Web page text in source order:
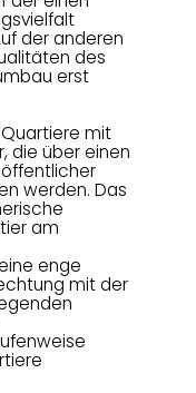
der anderen
des
erst
mit
die über einen
öffentlicher
werden. Das
am
enge
mit der